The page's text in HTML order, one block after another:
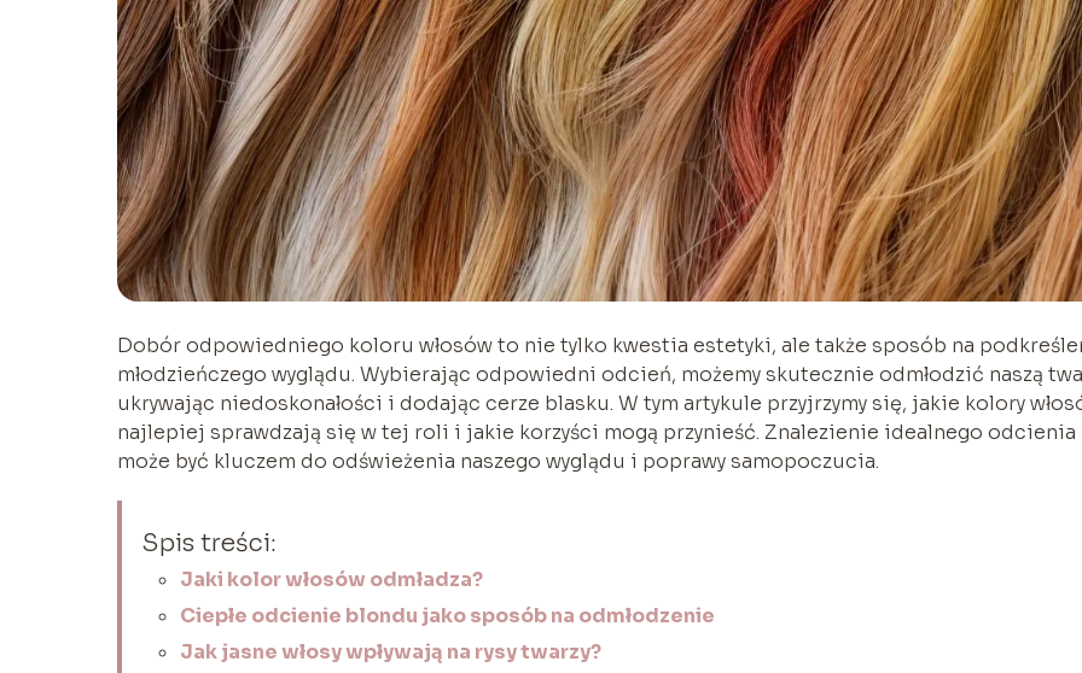
Dobór odpowiedniego koloru włosów to nie tylko kwestia estetyki, ale także sposób na
młodzieńczego wyglądu. Wybierając odpowiedni odcień, możemy skutecznie odmłodzić naszą
ukrywając niedoskonałości i dodając cerze blasku. W tym artykule przyjrzymy się, jakie kolory
najlepiej sprawdzają się w tej roli i jakie korzyści mogą przynieść. Znalezienie idealnego odcienia
może być kluczem do odświeżenia naszego wyglądu i poprawy samopoczucia.
Spis treści:
Jaki kolor włosów odmładza?
Ciepłe odcienie blondu jako sposób na odmłodzenie
Jak jasne włosy wpływają na rysy twarzy?